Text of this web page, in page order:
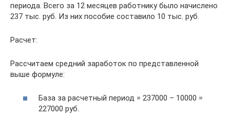
периода. Всего за 12 месяцев работнику было начислено
237 тыс. руб. Из них пособие составило 10 тыс. руб.
Расчет:
Рассчитаем средний заработок по представленной
выше формуле:
База за расчетный период = 237000 – 10000 =
227000 руб.